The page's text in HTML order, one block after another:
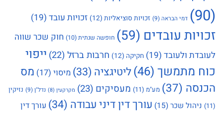
(90)
דמי הבראה(9) זכויות סוציאליות (12) זכויות עובד (19)
זכויות עובדים (59) חופשה שנתית(10)
חוק שכר שווה
לעובדת ולעובד (19) חקיקה (12) חרבות ברזל (22)
ייפוי
כוח מתמשך (46) ליטיגציה (33) מיסוי (17)
מס
הכנסה (37) מע"מ (11) מעסיקים (23) מקרקעין (8) נדל"ן(9)
נזיקין
(11)
ניהול שכר(15) עורך דין דיני עבודה (34)
עורך דין